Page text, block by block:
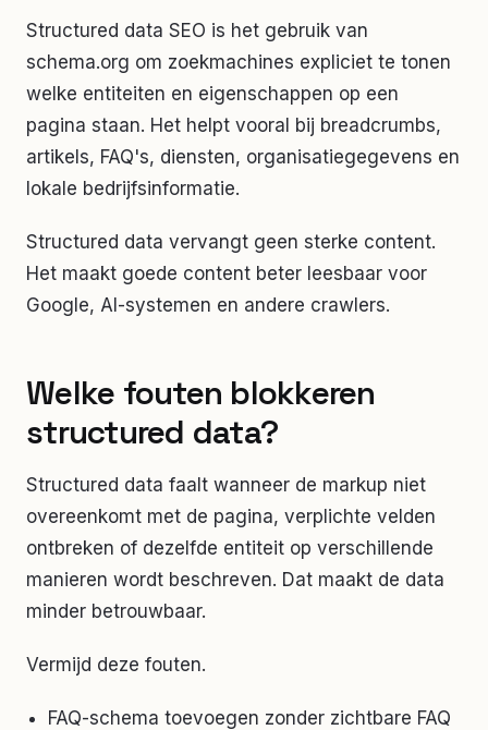
Structured data SEO is het gebruik van
schema.org om zoekmachines expliciet te tonen
welke entiteiten en eigenschappen op een
pagina staan. Het helpt vooral bij breadcrumbs,
artikels, FAQ's, diensten, organisatiegegevens en
lokale bedrijfsinformatie.
Structured data vervangt geen sterke content.
Het maakt goede content beter leesbaar voor
Google, AI-systemen en andere crawlers.
Welke fouten blokkeren
structured data?
Structured data faalt wanneer de markup niet
overeenkomt met de pagina, verplichte velden
ontbreken of dezelfde entiteit op verschillende
manieren wordt beschreven. Dat maakt de data
minder betrouwbaar.
Vermijd deze fouten.
FAQ-schema toevoegen zonder zichtbare FAQ